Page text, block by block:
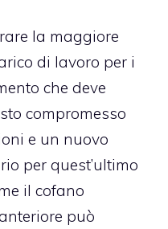
la maggiore
di lavoro per i
che deve
compromesso
e un nuovo
per quest’ultimo
il cofano
può